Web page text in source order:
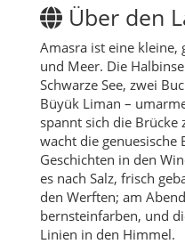
Über den
Amasra ist eine kleine,
und Meer. Die
Schwarze See, zwei
Büyük Liman –
spannt sich die Brücke
wacht die
Geschichten in den
es nach Salz, frisch
den Werften; am
bernsteinfarben, und
Linien in den Himmel.